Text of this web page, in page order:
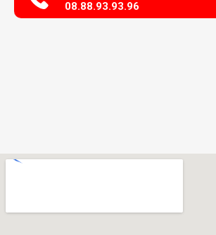
08.88.93.93.96